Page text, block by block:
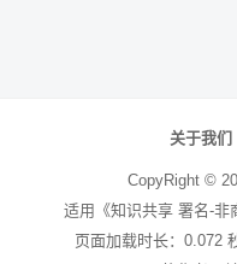
关于我们
CopyRight ©
适用《知识共享 署名-非
页面加载时长：0.072